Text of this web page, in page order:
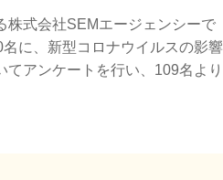
株式会社SEMエージェンシーで
に、新型コロナウイルスの影響
アンケートを行い、109名より